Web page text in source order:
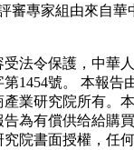
專家組由來自華
令保護，中華人
1454號。 本報告
業研究院所有。
為有償供给給購
院書面授權，任